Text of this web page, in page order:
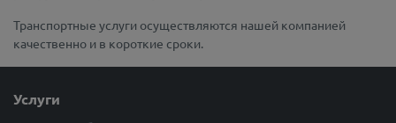
Транспортные услуги осуществляются нашей компанией
качественно и в короткие сроки.
Услуги